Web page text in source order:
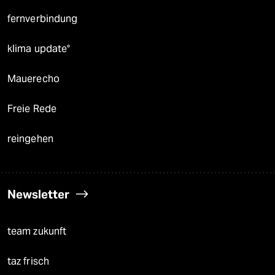
fernverbindung
klima update°
Mauerecho
Freie Rede
reingehen
Newsletter
team zukunft
taz frisch